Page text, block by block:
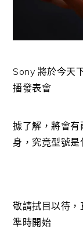
Sony 將於今天
播發表會
據了解，將會
身，究竟型號是
敬請拭目以待，
準時開始